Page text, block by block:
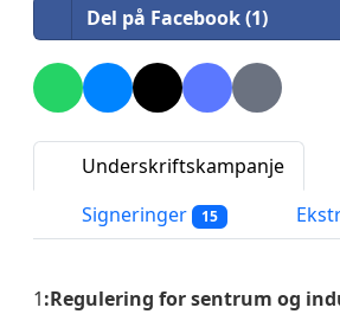
Del på Facebook (1)
Underskriftskampanje
Signeringer
15
1:Regulering for sentrum og